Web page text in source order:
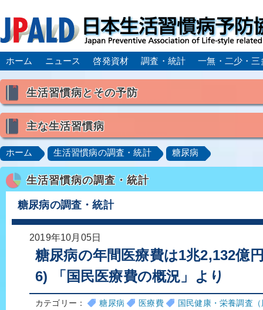
ホーム ニュース 啓発資材 調査・統計 一無・二少・三
生活習慣病とその予防
喫煙
食生活
主な生活習慣病
高血圧 脂質異常症（高脂血症） 糖尿病
肥満症／メタボリックシンドローム
動脈硬化
心
脂肪肝／NAFLD／NASH
アルコール肝疾患
ロコモティブシンドローム／サルコペニア／フレイル
ホーム 生活習慣病の調査・統計 糖尿病
生活習慣病の調査・統計
糖尿病の調査・統計
2019年10月05日
糖尿病の年間医療費は1兆2,132億
6) 「国民医療費の概況」より
カテゴリー： 糖尿病 医療費 国民健康・栄養調査